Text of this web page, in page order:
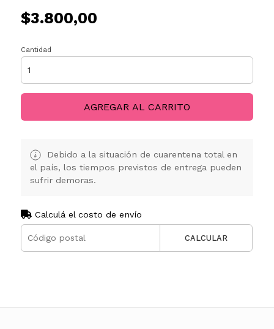
$3.800,00
Cantidad
AGREGAR AL CARRITO
Debido a la situación de cuarentena total en
el país, los tiempos previstos de entrega pueden
sufrir demoras.
Calculá el costo de envío
CALCULAR